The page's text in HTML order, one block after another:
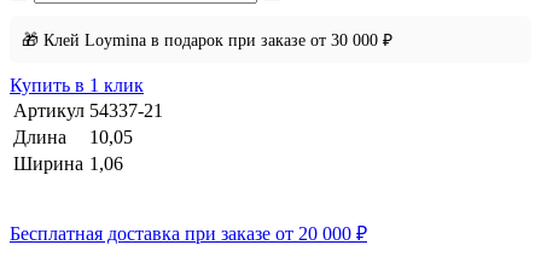
🎁 Клей Loymina в подарок при заказе от 30 000 ₽
Купить в 1 клик
Артикул 54337-21
Длина
10,05
Ширина 1,06
Бесплатная доставка при заказе от 20 000 ₽